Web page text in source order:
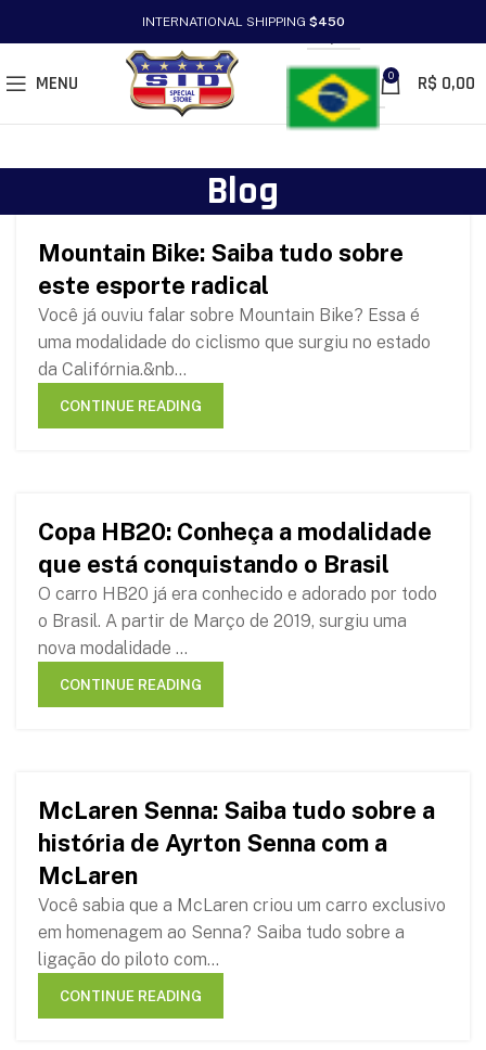
INTERNATIONAL SHIPPING $450
MENU 0 R$ 0,00
Blog
30
JAN
Mountain Bike: Saiba tudo sobre
este esporte radical
Você já ouviu falar sobre Mountain Bike? Essa é
uma modalidade do ciclismo que surgiu no estado
da Califórnia.&nb...
CONTINUE READING
29
JAN
Copa HB20: Conheça a modalidade
que está conquistando o Brasil
O carro HB20 já era conhecido e adorado por todo
o Brasil. A partir de Março de 2019, surgiu uma
nova modalidade ...
CONTINUE READING
20
DEC
McLaren Senna: Saiba tudo sobre a
história de Ayrton Senna com a
McLaren
Você sabia que a McLaren criou um carro exclusivo
em homenagem ao Senna? Saiba tudo sobre a
ligação do piloto com...
CONTINUE READING